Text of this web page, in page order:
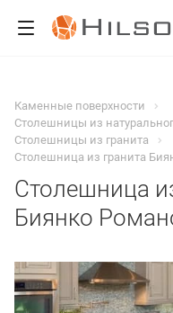
Каменные поверхности
Столешницы из
Столешницы из гранита
Столешница из гранита
Столешница
Биянко